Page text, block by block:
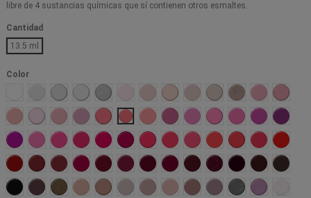
libre de 4 sustancias químicas que sí contienen otros esmaltes.
Cantidad
13.5 ml
Color
LiberadaAngelicalEjecutivaBlanco Nacar
Novia PrisioneraFrancés Tierna AtrevidaRegia Rebelde Bella
Amable Ilusión MimadaCandidataEmprendedora
CaprichosaProvocativa
Actual Trabajadora
ExtremaAmigableArtistica
Pícara EmocionalCautivadoraCampeonaRumberaChic Divina Ajena ImpactanteExplosivaFufurufaUrbana
Linda Fiesta Profesional
Torera Artista MalvadaMágica LujuriosaAusenteInsinuante
Golosa Gomela
Negro CreadoraGlamorosa
Diva IdealistaMatrimonioSofisticadaDominanteIntriganteVirginal Gitana Franca